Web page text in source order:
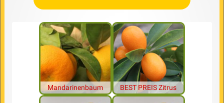
Mandarinenbaum BEST PREIS Zitrus